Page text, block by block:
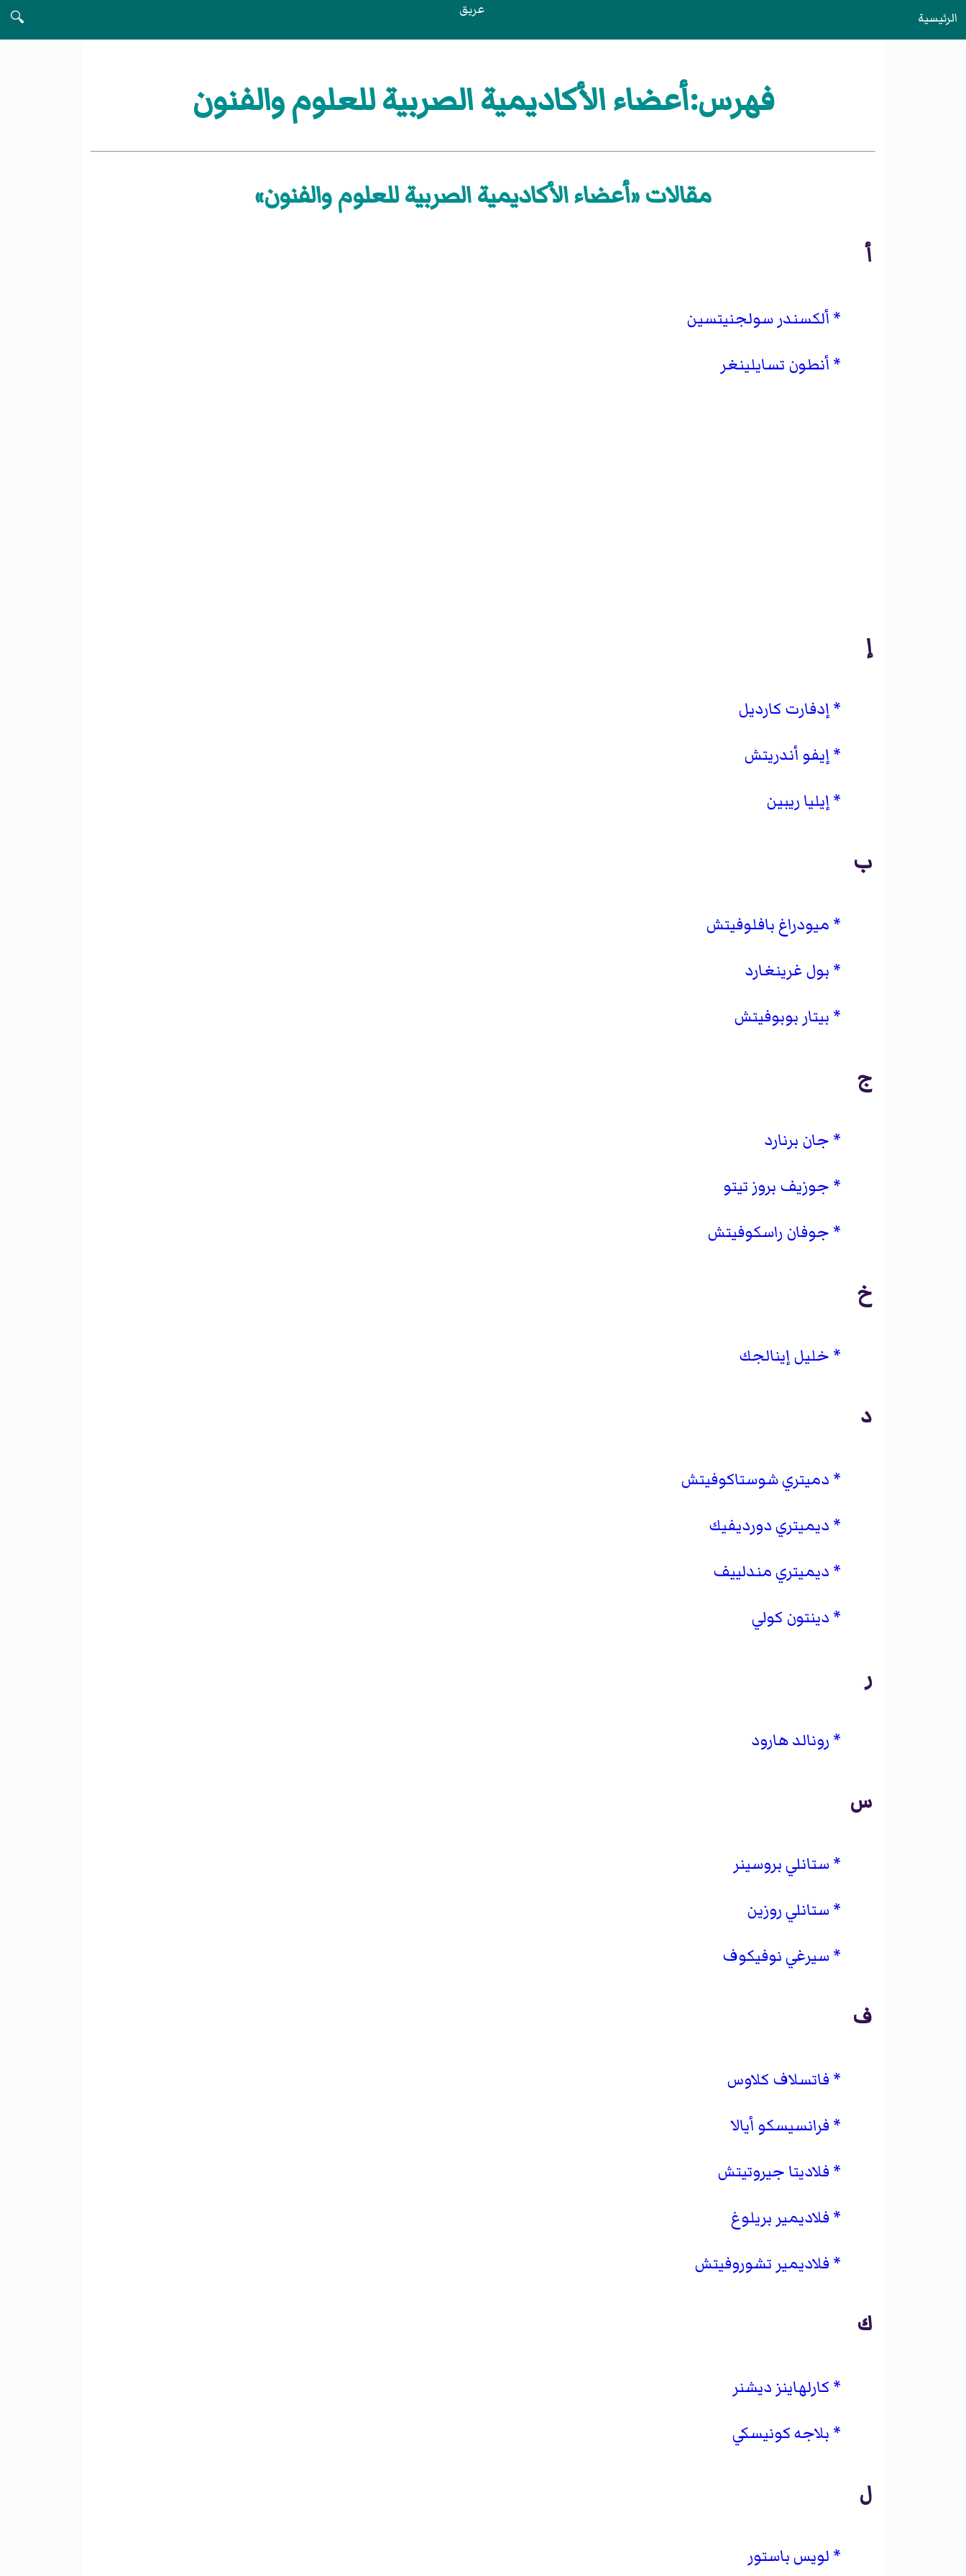
الرئيسية عريق
🔍
فهرس:أعضاء الأكاديمية الصربية للعلوم والفنون
مقالات «أعضاء الأكاديمية الصربية للعلوم والفنون»
أ
ألكسندر سولجنيتسين
أنطون تسايلينغر
إ
إدفارت كارديل
إيفو أندريتش
إيليا ريبين
ب
ميودراغ بافلوفيتش
بول غرينغارد
بيتار بوبوفيتش
ج
جان برنارد
جوزيف بروز تيتو
جوفان راسكوفيتش
خ
خليل إينالجك
د
دميتري شوستاكوفيتش
ديميتري دورديفيك
ديميتري مندلييف
دينتون كولي
ر
رونالد هارود
س
ستانلي بروسينر
ستانلي روزين
سيرغي نوفيكوف
ف
فاتسلاف كلاوس
فرانسيسكو أيالا
فلاديتا جيروتيتش
فلاديمير بريلوغ
فلاديمير تشوروفيتش
ك
كارلهاينز ديشنر
بلاجه كونيسكي
ل
لويس باستور